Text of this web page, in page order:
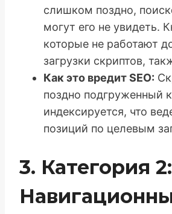
слишком поздно,
могут его не увидеть.
которые не работают
загрузки скриптов,
Как это вредит SEO:
поздно подгруженный
индексируется, что
позиций по целевым
3. Категория 2: